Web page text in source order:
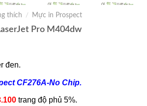
thích / Mực in Prospect
Pro M404dw
đen.
CF276A-No Chip.
trang độ phủ 5%.